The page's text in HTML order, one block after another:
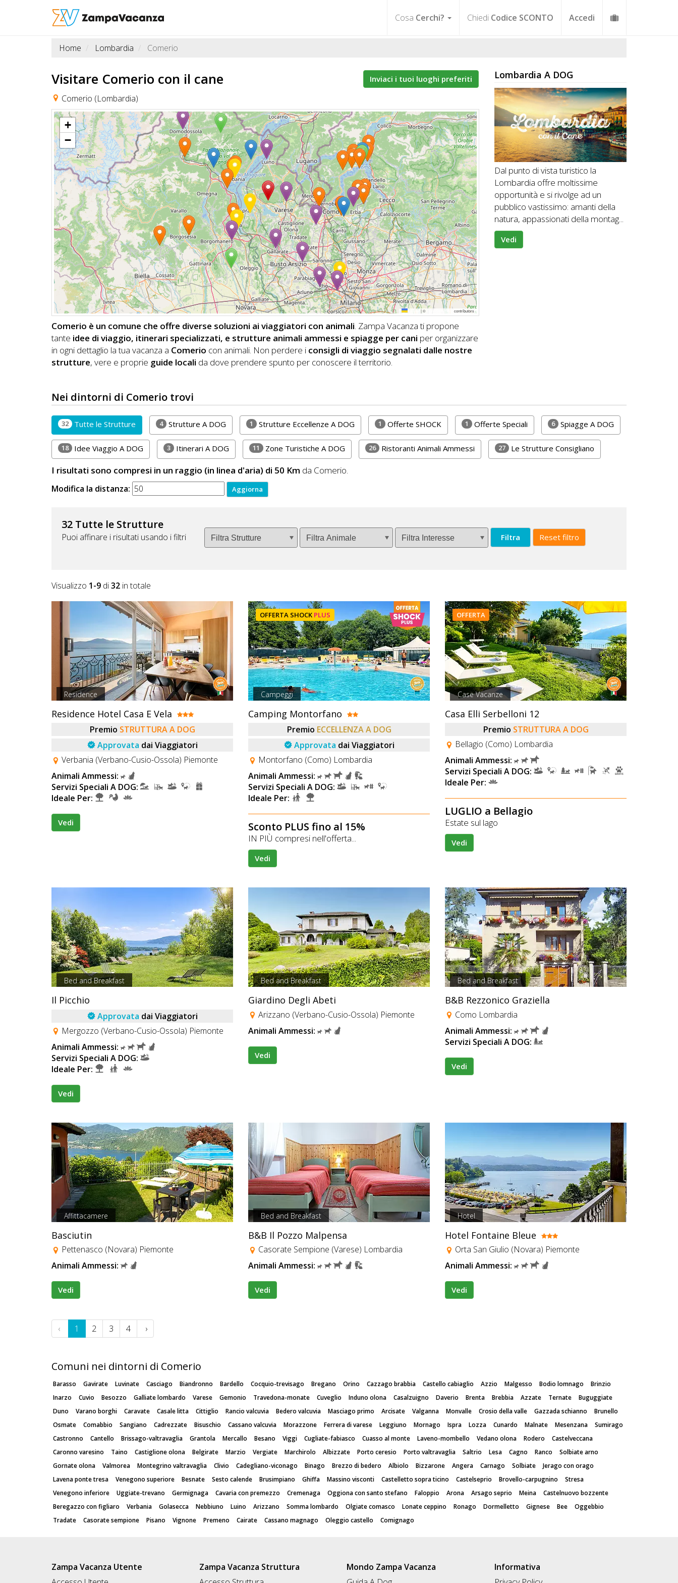
Cosa Cerchi? Chiedi Codice SCONTO Accedi
STRUTTURE
LUOGHI
OFFERTE
CHIEDI
CODICE
Video
Tutorial
Lavora
Registrati
Home Lombardia Comerio
Visitare Comerio con il cane Inviaci i tuoi luoghi preferiti
Comerio (Lombardia)
+
−
Leaflet |© contributors
Comerio è un comune che offre diverse soluzioni ai viaggiatori con animali. Zampa Vacanza ti propone
tante idee di viaggio, itinerari specializzati, e strutture animali ammessi e spiagge per cani per organizzare
in ogni dettaglio la tua vacanza a Comerio con animali. Non perdere i consigli di viaggio segnalati dalle nostre
strutture, vere e proprie guide locali da dove prendere spunto per conoscere il territorio.
Lombardia A DOG
Dal punto di vista turistico la
Lombardia offre moltissime
opportunità e si rivolge ad un
pubblico vastissimo: amanti della
natura, appassionati della montag...
Vedi
Nei dintorni di Comerio trovi
32 Tutte le Strutture 4 Strutture A DOG 1 Strutture Eccellenze A DOG 1 Offerte SHOCK 1 Offerte Speciali 6 Spiagge A DOG
18 Idee Viaggio A DOG 3 Itinerari A DOG 11 Zone Turistiche A DOG 26 Ristoranti Animali Ammessi 27 Le Strutture Consigliano
I risultati sono compresi in un raggio (in linea d'aria) di 50 Km da Comerio.
Modifica la distanza:
32 Tutte le Strutture
Puoi affinare i risultati usando i filtri Filtra Reset filtro
Visualizzo 1-9 di32 in totale
Residence
Residence Hotel Casa E Vela
Premio STRUTTURA A DOG
Approvata dai Viaggiatori
Verbania (Verbano-Cusio-Ossola) Piemonte
Animali Ammessi:
Servizi Speciali A DOG:
Ideale Per:
Vedi
OFFERTA SHOCK PLUS
Campeggi
Camping Montorfano
Premio ECCELLENZA A DOG
Approvata dai Viaggiatori
Montorfano (Como) Lombardia
Animali Ammessi:
Servizi Speciali A DOG:
Ideale Per:
Sconto PLUS fino al 15%
IN PIÙ compresi nell'offerta...
Vedi
OFFERTA
Case Vacanze
Casa Elli Serbelloni 12
Premio STRUTTURA A DOG
Bellagio (Como) Lombardia
Animali Ammessi:
Servizi Speciali A DOG:
Ideale Per:
LUGLIO a Bellagio
Estate sul lago
Vedi
Bed and Breakfast
Il Picchio
Approvata dai Viaggiatori
Mergozzo (Verbano-Cusio-Ossola) Piemonte
Animali Ammessi:
Servizi Speciali A DOG:
Ideale Per:
Vedi
Bed and Breakfast
Giardino Degli Abeti
Arizzano (Verbano-Cusio-Ossola) Piemonte
Animali Ammessi:
Vedi
Bed and Breakfast
B&B Rezzonico Graziella
Como Lombardia
Animali Ammessi:
Servizi Speciali A DOG:
Vedi
Affittacamere
Basciutin
Pettenasco (Novara) Piemonte
Animali Ammessi:
Vedi
Bed and Breakfast
B&B Il Pozzo Malpensa
Casorate Sempione (Varese) Lombardia
Animali Ammessi:
Vedi
Hotel
Hotel Fontaine Bleue
Orta San Giulio (Novara) Piemonte
Animali Ammessi:
Vedi
‹ 1 2 3 4 ›
Comuni nei dintorni di Comerio
Barasso Gavirate Luvinate Casciago Biandronno Bardello Cocquio-trevisago Bregano Orino Cazzago brabbia Castello cabiaglio Azzio Malgesso Bodio lomnago
Brinzio
Inarzo
Cuvio Besozzo Galliate lombardo Varese Gemonio Travedona-monate Cuveglio Induno olona Casalzuigno Daverio Brenta Brebbia Azzate Ternate
Buguggiate
Duno
Varano borghi Caravate Casale litta Cittiglio Rancio valcuvia Bedero valcuvia Masciago primo Arcisate Valganna Monvalle Crosio della valle Gazzada schianno
Brunello
Osmate
Comabbio Sangiano Cadrezzate Bisuschio Cassano valcuvia Morazzone Ferrera di varese Leggiuno Mornago Ispra Lozza Cunardo Malnate Mesenzana
Sumirago
Castronno
Cantello Brissago-valtravaglia Grantola Mercallo Besano Viggi Cugliate-fabiasco Cuasso al monte Laveno-mombello Vedano olona Rodero
Castelveccana
Caronno varesino
Taino Castiglione olona Belgirate Marzio Vergiate Marchirolo Albizzate Porto ceresio Porto valtravaglia Saltrio Lesa Cagno Ranco
Solbiate arno
Gornate olona
Valmorea Montegrino valtravaglia Clivio Cadegliano-viconago Binago Brezzo di bedero Albiolo Bizzarone Angera Carnago Solbiate
Jerago con orago
Lavena ponte tresa
Venegono superiore Besnate Sesto calende Brusimpiano Ghiffa Massino visconti Castelletto sopra ticino Castelseprio Brovello-carpugnino
Stresa
Venegono inferiore
Uggiate-trevano Germignaga Cavaria con premezzo Cremenaga Oggiona con santo stefano Faloppio Arona Arsago seprio Meina
Castelnuovo bozzente
Beregazzo con figliaro
Verbania Golasecca Nebbiuno Luino Arizzano Somma lombardo Olgiate comasco Lonate ceppino Ronago Dormelletto Gignese Bee
Oggebbio
Tradate
Casorate sempione Pisano Vignone Premeno Cairate Cassano magnago Oleggio castello Comignago
Zampa Vacanza Utente
Zampa Vacanza Struttura
Mondo Zampa Vacanza
Informativa